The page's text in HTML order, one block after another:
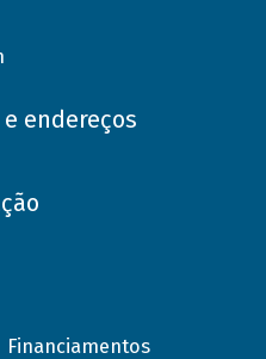
endereços
Financiamentos